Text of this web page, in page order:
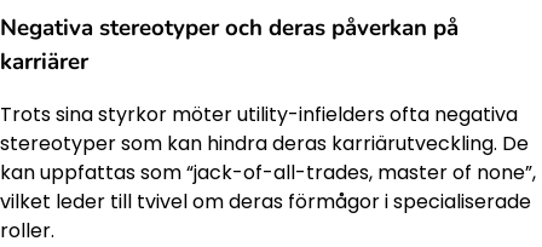
Negativa stereotyper och deras påverkan på
karriärer
Trots sina styrkor möter utility-infielders ofta negativa
stereotyper som kan hindra deras karriärutveckling. De
kan uppfattas som “jack-of-all-trades, master of none”,
vilket leder till tvivel om deras förmågor i specialiserade
roller.